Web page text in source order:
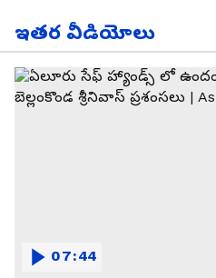
ఇతర వీడియోలు
07:44